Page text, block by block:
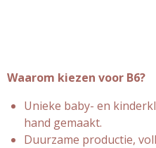
Waarom kiezen voor B6?
Unieke baby- en
hand gemaakt.
Duurzame productie,